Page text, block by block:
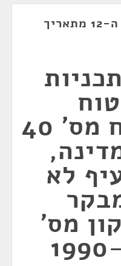
ישיבת ועדה של הכנסת ה-12 מתאריך
הכללי -דו"ח מס' 40
לא
מס'